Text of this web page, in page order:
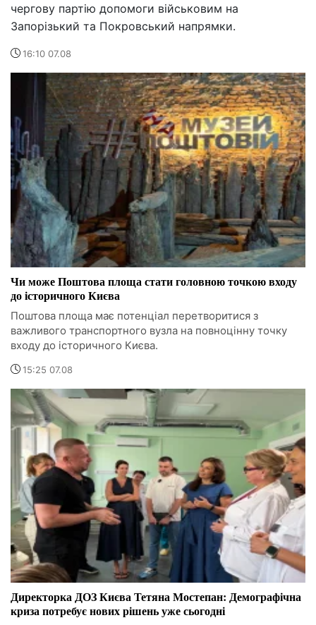
чергову партію допомоги військовим на
Запорізький та Покровський напрямки.
16:10 07.08
Чи може Поштова площа стати головною точкою входу
до історичного Києва
Поштова площа має потенціал перетворитися з
важливого транспортного вузла на повноцінну точку
входу до історичного Києва.
15:25 07.08
Директорка ДОЗ Києва Тетяна Мостепан: Демографічна
криза потребує нових рішень уже сьогодні